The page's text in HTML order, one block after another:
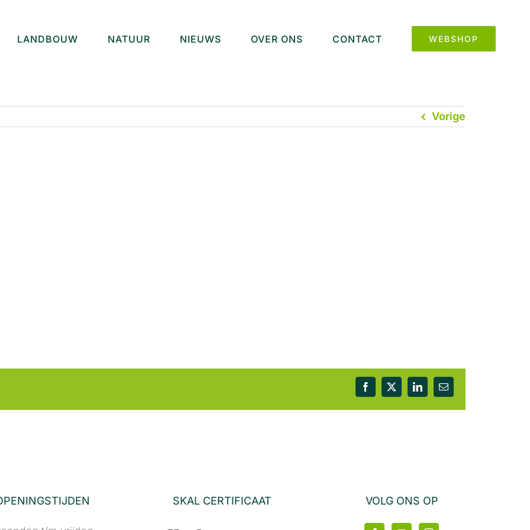
LANDBOUW NATUUR NIEUWS OVER ONS CONTACT WEBSHOP
Vorige
Facebook
X LinkedIn
E-
mail
SKAL CERTIFICAAT VOLG ONS OP